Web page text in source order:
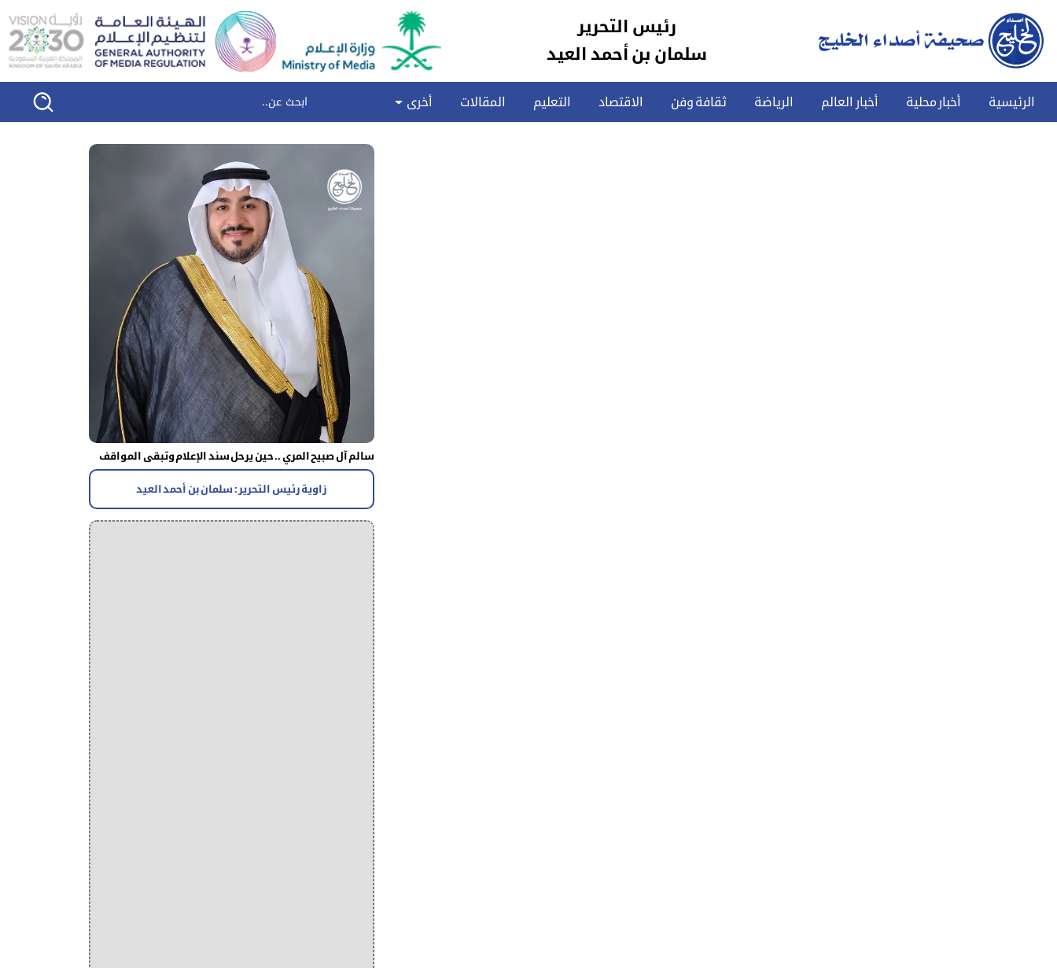
رئيس التحرير
سلمان بن أحمد العيد
الرئيسية أخبار محلية أخبار العالم الرياضة ثقافة وفن الاقتصاد التعليم المقالات أخرى
سالم آل صبيح المري .. حين يرحل سند الإعلام وتبقى المواقف
زاوية رئيس التحرير : سلمان بن أحمد العيد